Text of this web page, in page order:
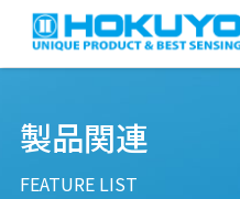
製品関連
FEATURE LIST